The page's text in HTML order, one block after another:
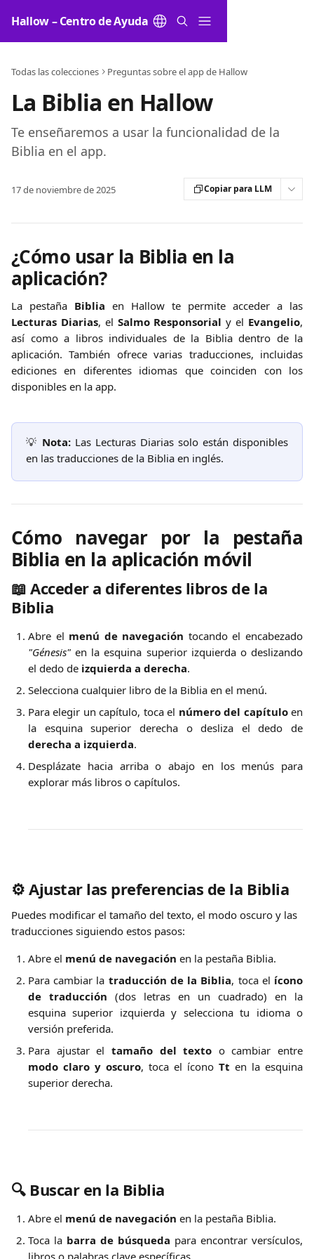
Hallow – Centro de Ayuda
Todas las colecciones Preguntas sobre el app de Hallow
La Biblia en Hallow
Te enseñaremos a usar la funcionalidad de la
Biblia en el app.
17 de noviembre de 2025 Copiar para LLM
¿Cómo usar la Biblia en la
aplicación?
La pestaña Biblia en Hallow te permite acceder a las
Lecturas Diarias, el Salmo Responsorial y el Evangelio,
así como a libros individuales de la Biblia dentro de la
aplicación. También ofrece varias traducciones, incluidas
ediciones en diferentes idiomas que coinciden con los
disponibles en la app.
💡 Nota: Las Lecturas Diarias solo están disponibles
en las traducciones de la Biblia en inglés.
Cómo navegar por la pestaña
Biblia en la aplicación móvil
📖 Acceder a diferentes libros de la
Biblia
Abre el menú de navegación tocando el encabezado
"Génesis" en la esquina superior izquierda o deslizando
el dedo de izquierda a derecha.
Selecciona cualquier libro de la Biblia en el menú.
Para elegir un capítulo, toca el número del capítuloen
la esquina superior derecha o desliza el dedo de
derecha a izquierda.
Desplázate hacia arriba o abajo en los menús para
explorar más libros o capítulos.
⚙️ Ajustar las preferencias de la Biblia
Puedes modificar el tamaño del texto, el modo oscuro y las
traducciones siguiendo estos pasos:
Abre el menú de navegación en la pestaña Biblia.
Para cambiar la traducción de la Biblia, toca el ícono
de traducción (dos letras en un cuadrado) en la
esquina superior izquierda y selecciona tu idioma o
versión preferida.
Para ajustar el tamaño del texto o cambiar entre
modo claro y oscuro, toca el ícono Tt en la esquina
superior derecha.
🔍 Buscar en la Biblia
Abre el menú de navegación en la pestaña Biblia.
Toca la barra de búsqueda para encontrar versículos,
libros o palabras clave específicas.